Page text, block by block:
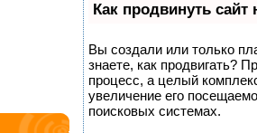
Как продвинуть
Вы создали или только
знаете, как продвигать?
процесс, а целый
увеличение его
поисковых системах.